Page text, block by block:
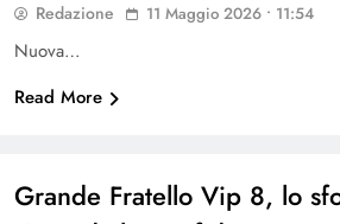
Redazione 11 Maggio 2026 • 11:54
Nuova…
Read More
Grande Fratello Vip 8, lo